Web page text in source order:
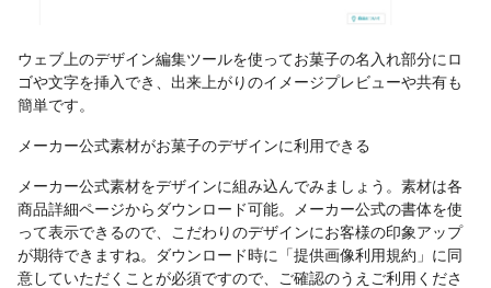
ウェブ上のデザイン編集ツールを使ってお菓子の名入れ部分にロ
ゴや文字を挿入でき、出来上がりのイメージプレビューや共有も
簡単です。
メーカー公式素材がお菓子のデザインに利用できる
メーカー公式素材をデザインに組み込んでみましょう。素材は各
商品詳細ページからダウンロード可能。メーカー公式の書体を使
って表示できるので、こだわりのデザインにお客様の印象アップ
が期待できますね。ダウンロード時に「提供画像利用規約」に同
意していただくことが必須ですので、ご確認のうえご利用くださ